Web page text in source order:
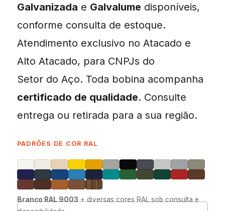
Galvanizada e Galvalume disponíveis,
conforme consulta de estoque.
Atendimento exclusivo no Atacado e
Alto Atacado, para CNPJs do
Setor do Aço. Toda bobina acompanha
certificado de qualidade. Consulte
entrega ou retirada para a sua região.
PADRÕES DE COR RAL
Branco RAL 9003 + diversas cores RAL sob consulta e